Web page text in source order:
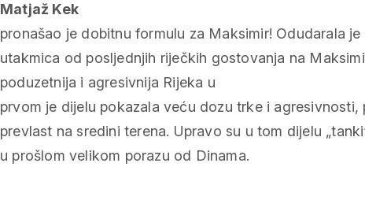
Matjaž Kek
pronašao je dobitnu formulu za Maksimir! Odudarala
utakmica od posljednjih riječkih gostovanja na
poduzetnija i agresivnija Rijeka u
prvom je dijelu pokazala veću dozu trke i agresivnosti,
prevlast na sredini terena. Upravo su u tom dijelu
u prošlom velikom porazu od Dinama.